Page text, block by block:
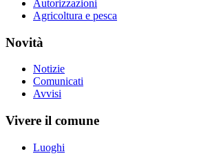
Autorizzazioni
Agricoltura e pesca
Novità
Notizie
Comunicati
Avvisi
Vivere il comune
Luoghi